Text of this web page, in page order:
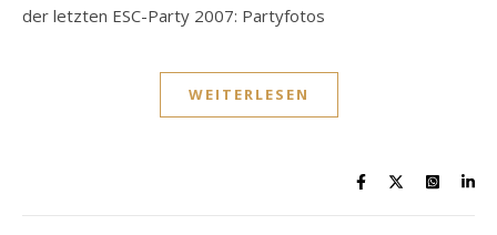
der letzten ESC-Party 2007: Partyfotos
WEITERLESEN